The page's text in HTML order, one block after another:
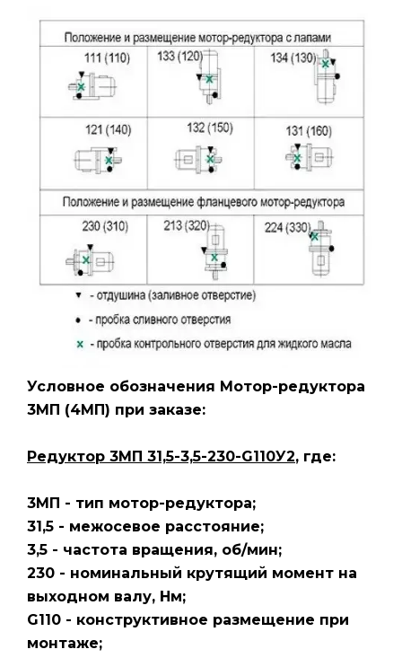
Условное обозначения Мотор-редуктора
3МП (4МП) при заказе:
Редуктор 3МП 31,5-3,5-230-G110У2, где:
3МП - тип мотор-редуктора;
31,5 - межосевое расстояние;
3,5 - частота вращения, об/мин;
230 - номинальный крутящий момент на
выходном валу, Нм;
G110 - конструктивное размещение при
монтаже;